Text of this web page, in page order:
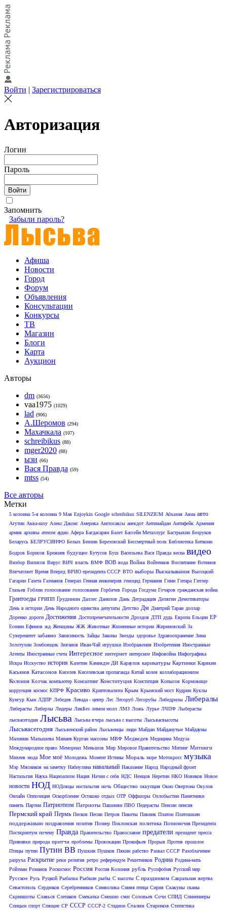
Войти | Зарегистрироваться
Авторизация
Логин
Пароль
Запомнить
Забыли пароль?
Афиша
Новости
Город
Форум
Объявления
Консультации
Конкурсы
ТВ
Магазин
Блоги
Карта
Аукцион
Авторы
dm (3656)
vaa1975 (1029)
lad (906)
А.Шеромов (294)
Махачкала (107)
schreibikus (88)
mger2020 (88)
ызи (66)
Вася Правда (59)
mtss (54)
Все авторы
Метки
5 колонна 5-я колонна 9 Мая Enjoykin Google schreibikus SILENZIUM Абхазия Авиа авто
Агутин Аква-шоу Алекс Джонс Америка Англосаксы анекдот Антимайдан Антифейк Армения
армия архивы атеизм аудио Афера Багдасарян Балет Бассейн Металлург Бастрыкин Безруков
Беларусь БЕЛРУСИНФО Белых Бензин Березовский Бессмертный полк Библиотека Биткоин
Бодров Борисов Брежнев будущее Бутусов Буш Васильева Вася Правда весна видео
Визбор Вилисов Вирус ВИЧ власть ВМФ ВОВ вода Война Войтенков Воспитание Вотинов
Впечатляет Время Вперед ВРИО президента СССР ВТО выборы Высказывания Высоцкий
Гагарин Газета Газманов Генерал Генная инженерия геноцид Германия Гимн Гитара Гитлер
Глазьев Гоблин голосование голосования Горбачев Города Госдума Гочаров гражданская война
Грантоеды ГРИПП Грудинин Даллес Данилов Дань Деградация Делягин Демотиваторы
День в истории День Народного единства депутаты Детство Дм Дмитрий Таран доллар
Доренко дороги Достижения Достопремечательности Дроздов ДТП дудь Европа Ельцин ЕР
Есенин Ефимов жд Женщины ЖЖ Животные Жизненные истории Жириновский За
Суверенитет забавно Зависимость Зайцы Законы Звезды здоровье Здравоохранение Зима
Золотухин Зомбоящик Зюганов Иван-Чай игрушки Изображения Изобретения Иностранные
Агенты Иностранные счета Интересное интернет интерсное Инфовойна Инфографика
Искра Исскуство история Калетин Камикдзе ДИ Караулов карикатуры Картинки Карякин
Касьянов Катасонов Киселев Киселевская пропаганда Китай колея коллаборационизм
Колония Колчак компьютер Консалтинг Конституция Конститция Копысов Кормовище
коррупция космос КПРФ Красиво Криптовалюта Крым Крымский мост Кудрин Куклы
Кунгур Кын ЛДПР Лебедев Левада - центр Лес Лесоруб Лесорубы Либедрилы Либералы
Либерасты Либерлы Лидеры ЛикБез лимон молл ЛМЗ Ложь Лурье ЛЧПФ Лыберасты
лысвасегодня Лысьва Лысьва вчера лысьва с высоты Лысьвасвысоты
Лысьвасегодня Лысьвенский район Лысьвенцы люди Майдан Майданутые Майдауны
Малинин Малышева Мамаев Курган массоны МВФ Медведев Медицина Медуза
Международное право Мемориал Меньшов Мир Мировое Правительство Митинг Митинги
Михеев мода Мое моё Молодежь Момент Истины Мораль море Мотокросс музыка
Мэр Мясников на заметку Набиулина навальный Наказание Народ Народный фронт
Настальгия Наука Нациоализм Нация Начни с себя НДС Немцов Неретин НКО Новиков Новое
новости НОД НОДовцы ностальгия ночь Общество оккупция Окно Овертона Окулов
Онлайн Оппозиция Оскорбление Осташко отдых ОТР Оффшоры Охлобыстин Памятники
память Партии Патриотизм Патриоты Пашинян ПВО Педерасты Пенсии пенсия
Пермский край Пермь Песков Песни Петров Пикеты Пикник Платон Платошкин
поддерживаю поздравления позитив Познер Поклонская политика Полномочия Президента
Посткриптум почему Правда Правительство Православие предатели президент пресса
Прививки природа притчи проблемы Провокации Прокофьев Прорыв Против прошлое
Птицы путин Путин ВВ Пушкин Пушков Пякин рабство Развал СССР Разоблачение
разруха Раскрытие реки религия ретро референдум Решетников Родина Родина-мать
Ройзман Романов Роскосмос Россия Россия Колония рубль Русофобия Русский мир
Русское Русь Руцкой Рыбалка Рыбкин рыбы С высоты С праздником Сакральная жертва
Севастополь Сердюков Серебренников Символика Синяя птица Сирия Скакуны сканы
Скриншоты Славься Слепаков Смекалка Смешно сми Соловьев Сочи СПИД Спиненнеры
Спицын спорт Спящие СР СССР СССР-2 Стадион Сталин Стариков Статистика